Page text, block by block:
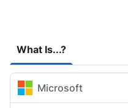
What Is...?
Microsoft